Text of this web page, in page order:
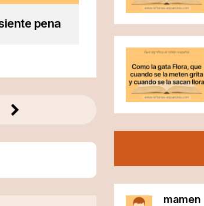
pena
mamen